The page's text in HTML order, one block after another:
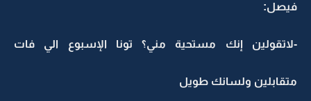
فيصل:
-لاتقولين إنك مستحية مني؟ تونا الإسبوع الي فات
متقابلين ولسانك طويل